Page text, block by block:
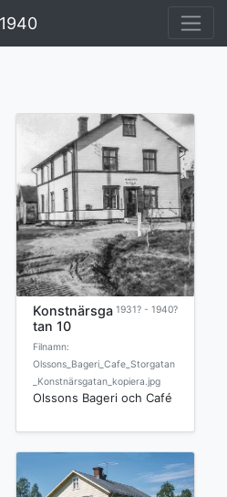
1931? - 1940?
Konstnärsga
tan 10
Filnamn:
Olssons_Bageri_Cafe_Storgatan
_Konstnärsgatan_kopiera.jpg
Olssons Bageri och Café